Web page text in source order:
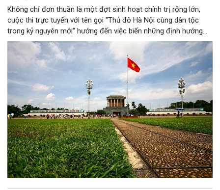
Không chỉ đơn thuần là một đợt sinh hoạt chính trị rộng lớn,
cuộc thi trực tuyến với tên gọi "Thủ đô Hà Nội cùng dân tộc
trong kỷ nguyên mới" hướng đến việc biến những định hướng
chiến lược trong Nghị quyết số 02-NQ/TW của Bộ Chính trị
thành niềm tin, thành nhận thức chung của mỗi người dân.